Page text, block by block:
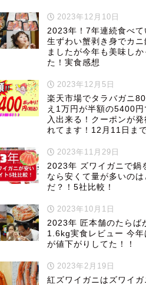
2023年12月10日
2023年！7年連続食べて
生ずわい蟹剥き身でカニ
ましたが今年も美味しか
た！実食感想
2023年12月5日
楽天市場でタラバガニ
え1万円が半額の5400円
入出来る！クーポンが発
れてます！12月11日まで
2023年11月29日
2023年 ズワイガニで鍋
なら安くて量が多いのは
だ？！5社比較！
2023年10月1日
2023年 匠本舗のたらば
1.6kg実食レビュー 今年
が値下がりしてた！！
2023年2月19日
紅ズワイガニはズワイガ